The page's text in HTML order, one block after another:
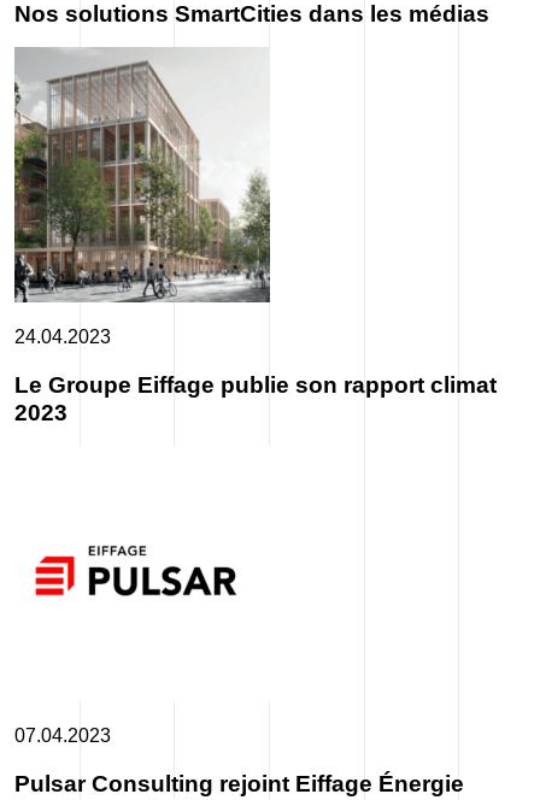
Nos solutions SmartCities dans les médias
24.04.2023
Le Groupe Eiffage publie son rapport climat
2023
07.04.2023
Pulsar Consulting rejoint Eiffage Énergie